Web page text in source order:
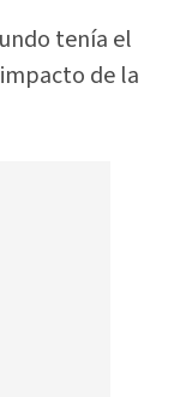
tenía el
de la